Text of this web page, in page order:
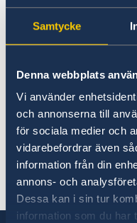
Samtycke
Denna webbplats
Vi använder
och annonserna till
för sociala medier och
vidarebefordrar även
information från din
annons- och
Dessa kan i sin tur
information som du har
Om utlandet
Service för
Anmäla handelshinder
Med anledning
avråder
vidare från icke
de eritreanska
Etiopien och
kilometer från
tills vidare.